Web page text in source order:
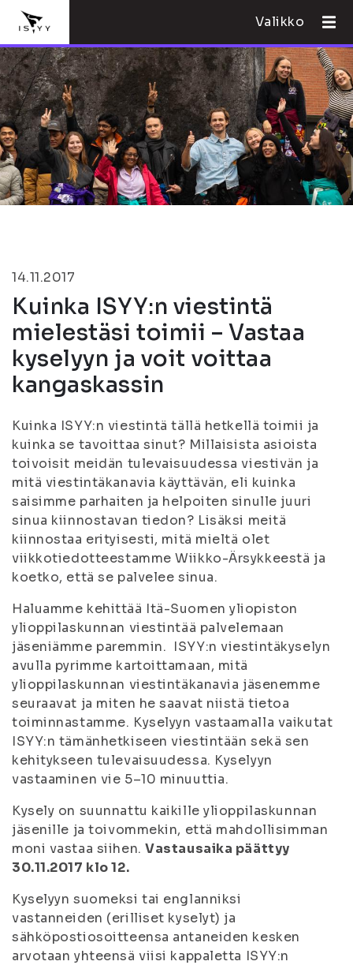
Valikko
14.11.2017
Kuinka ISYY:n viestintä
mielestäsi toimii – Vastaa
kyselyyn ja voit voittaa
kangaskassin
Kuinka ISYY:n viestintä tällä hetkellä toimii ja
kuinka se tavoittaa sinut? Millaisista asioista
toivoisit meidän tulevaisuudessa viestivän ja
mitä viestintäkanavia käyttävän, eli kuinka
saisimme parhaiten ja helpoiten sinulle juuri
sinua kiinnostavan tiedon? Lisäksi meitä
kiinnostaa erityisesti, mitä mieltä olet
viikkotiedotteestamme Wiikko-Ärsykkeestä ja
koetko, että se palvelee sinua.
Haluamme kehittää Itä-Suomen yliopiston
ylioppilaskunnan viestintää palvelemaan
jäseniämme paremmin. ISYY:n viestintäkyselyn
avulla pyrimme kartoittamaan, mitä
ylioppilaskunnan viestintäkanavia jäsenemme
seuraavat ja miten he saavat niistä tietoa
toiminnastamme. Kyselyyn vastaamalla vaikutat
ISYY:n tämänhetkiseen viestintään sekä sen
kehitykseen tulevaisuudessa. Kyselyyn
vastaaminen vie 5–10 minuuttia.
Kysely on suunnattu kaikille ylioppilaskunnan
jäsenille ja toivommekin, että mahdollisimman
moni vastaa siihen.Vastausaika päättyy
30.11.2017 klo 12.
Kyselyyn suomeksi tai englanniksi
vastanneiden (erilliset kyselyt) ja
sähköpostiosoitteensa antaneiden kesken
arvotaan yhteensä viisi kappaletta ISYY:n